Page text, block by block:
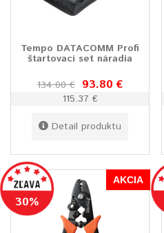
Tempo DATACOMM Profi
štartovací set náradia
134.00 € 93.80 €
115.37 €
Detail produktu
30%
AKCIA